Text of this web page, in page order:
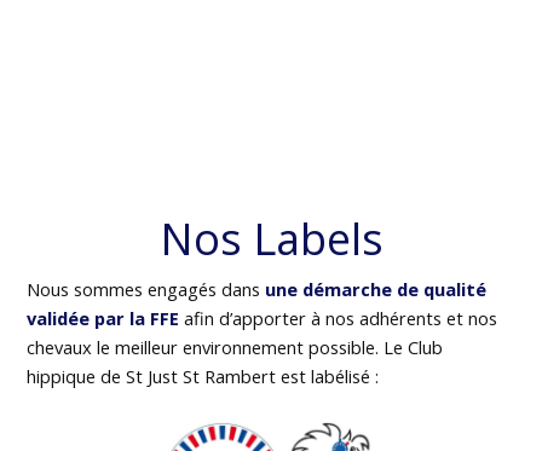
Nos Labels
Nous sommes engagés dans une démarche de qualité
validée par la FFE afin d’apporter à nos adhérents et nos
chevaux le meilleur environnement possible. Le Club
hippique de St Just St Rambert est labélisé :